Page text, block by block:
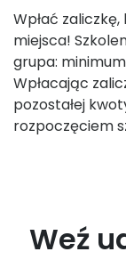
Wpłać
miejsca!
grupa:
Wpłacając
pozostałej
rozpoczęciem
Weź